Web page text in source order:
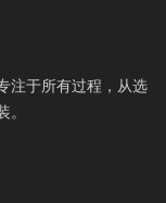
注于所有过程，从选